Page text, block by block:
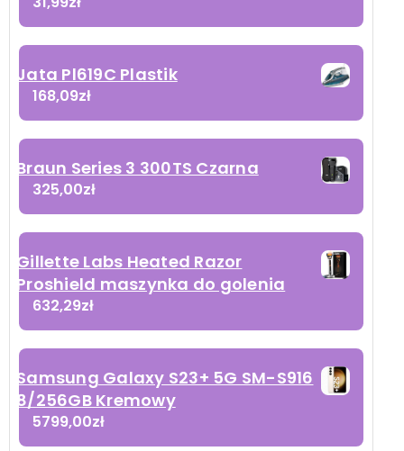
Jata Pl619C Plastik
168,09zł
Braun Series 3 300TS Czarna
325,00zł
Gillette Labs Heated Razor
Proshield maszynka do golenia
632,29zł
Samsung Galaxy S23+ 5G SM-S916
8/256GB Kremowy
5799,00zł